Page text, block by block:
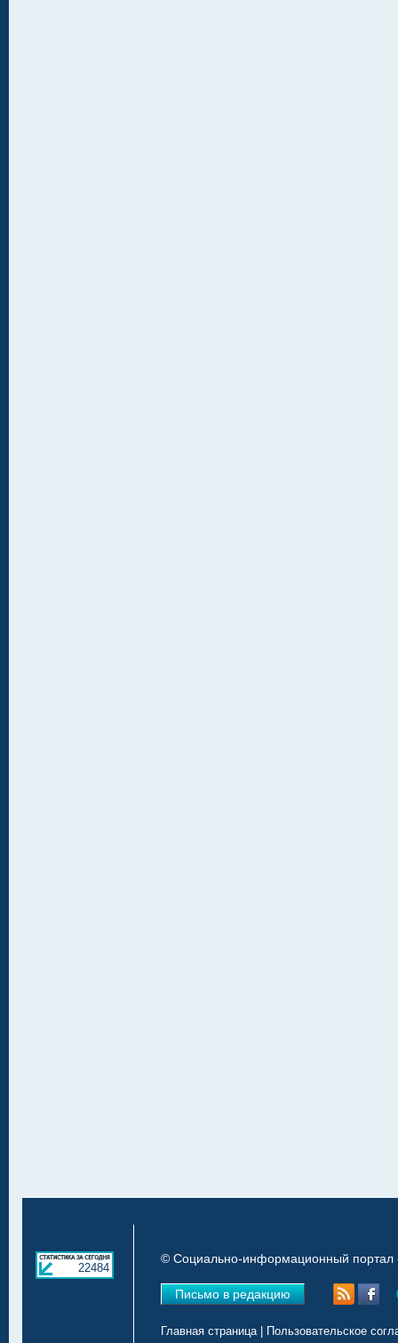
22484
© Социально-информационный портал
Письмо в редакцию
Главная страница| Пользовательское